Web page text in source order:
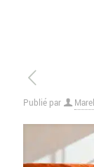
Publié par